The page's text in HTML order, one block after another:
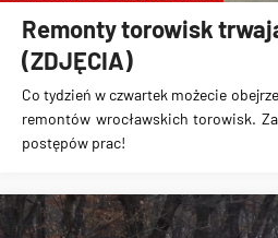
Remonty torowisk
(ZDJĘCIA)
Co tydzień w czwartek możecie
remontów wrocławskich torowisk.
postępów prac!